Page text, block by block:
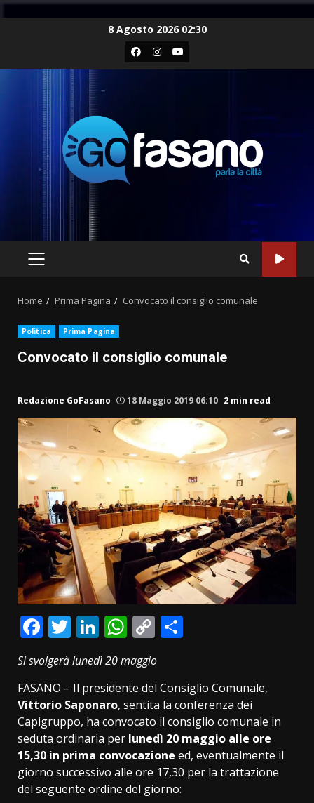
8 Agosto 2026 02:30
Facebook
Instagram
Youtube
PRIMARY
Home Prima Pagina Convocato il consiglio comunale
Politica Prima Pagina
Convocato il consiglio comunale
Redazione GoFasano 18 Maggio 2019 06:10 2 min read
Facebook
Twitter
LinkedIn
WhatsApp
Copy
Si svolgerà lunedì 20 maggio
FASANO – Il presidente del Consiglio Comunale,
Vittorio Saponaro, sentita la conferenza dei
Capigruppo, ha convocato il consiglio comunale in
seduta ordinaria per lunedì 20 maggio alle ore
15,30 in prima convocazione ed, eventualmente il
giorno successivo alle ore 17,30 per la trattazione
del seguente ordine del giorno: